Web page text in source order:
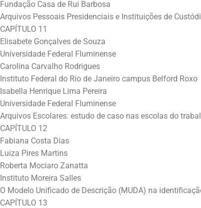
Fundação Casa de Rui Barbosa
Arquivos Pessoais Presidenciais e Instituições de
CAPÍTULO 11
Elisabete Gonçalves de Souza
Universidade Federal Fluminense
Carolina Carvalho Rodrigues
Instituto Federal do Rio de Janeiro campus Belford Roxo
Isabella Henrique Lima Pereira
Universidade Federal Fluminense
Arquivos Escolares: estudo de caso nas escolas do
CAPÍTULO 12
Fabiana Costa Dias
Luiza Pires Martins
Roberta Mociaro Zanatta
Instituto Moreira Salles
O Modelo Unificado de Descrição (MUDA) na
CAPÍTULO 13